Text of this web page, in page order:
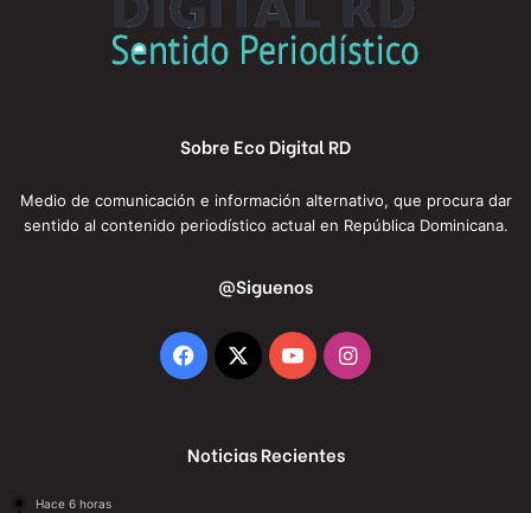
Sobre Eco Digital RD
Medio de comunicación e información alternativo, que procura dar
sentido al contenido periodístico actual en República Dominicana.
@Siguenos
Facebook
X YouTubeInstagram
Noticias Recientes
Hace 6 horas